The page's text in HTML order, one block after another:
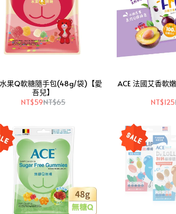
果Q軟糖隨手包(48g/袋)【愛
吾兒】
NT$59NT$65
ACE 法國艾香軟
NT$125